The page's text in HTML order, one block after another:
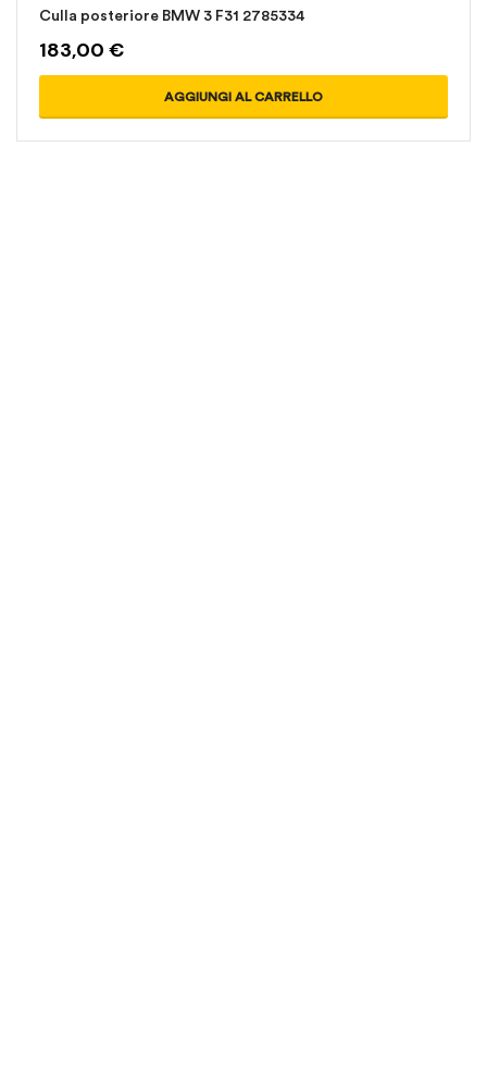
Culla posteriore BMW 3 F31 2785334
183,00 €
AGGIUNGI AL CARRELLO